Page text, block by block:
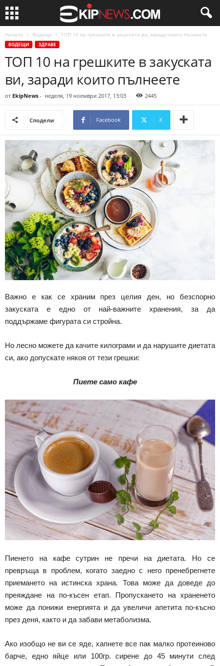
Начало Водещи ТОП 10 на грешките в закуската ви, заради които пълнеете
ВОДЕЩИ ЗДРАВЕ
ТОП 10 на грешките в закуската
ви, заради които пълнеете
от EkipNews - неделя, 19 ноември 2017, 13:03 2445
Сподели Facebook X
Важно е как се храним през целия ден, но безспорно
закуската е едно от най-важните хранения, за да
поддържаме фигурата си стройна.
Но лесно можете да качите килограми и да нарушите диетата
си, ако допускате някоя от тези грешки:
Пиете само кафе
Пиенето на кафе сутрин не пречи на диетата. Но се
превръща в проблем, когато заедно с него пренебрегнете
приемането на истинска храна. Това може да доведе до
преяждане на по-късен етап. Пропускането на храненето
може да понижи енергията и да увеличи апетита по-късно
през деня, както и да забави метаболизма.
Ако изобщо не ви се яде, хапнете все пак малко протеиново
барче, едно яйце или 100гр. сирене до 45 минути след